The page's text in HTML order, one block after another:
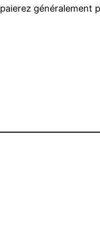
généralement